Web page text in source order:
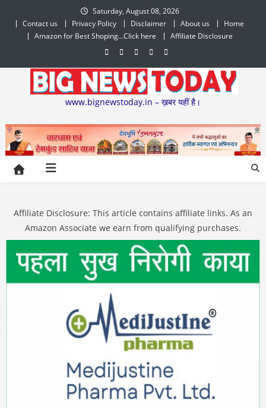
content
Saturday, August 08, 2026
Contact us
Privacy Policy Disclaimer About us
Home
Amazon for Best Shoping…Click here
Affiliate Disclosure
www.bignewstoday.in – ख़बर यहीं है।
Affiliate Disclosure: This article contains affiliate links. As an
Amazon Associate we earn from qualifying purchases.